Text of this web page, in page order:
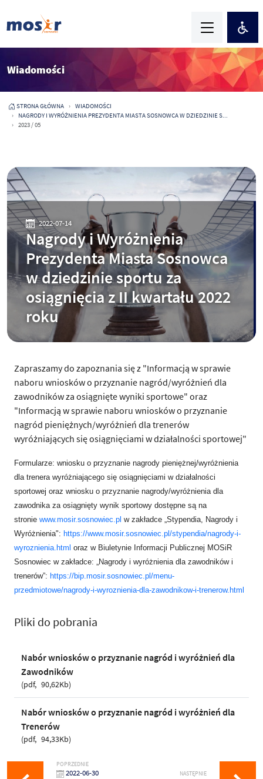
Wiadomości
STRONA GŁÓWNA
WIADOMOŚCI
NAGRODY I WYRÓŻNIENIA PREZYDENTA MIASTA SOSNOWCA W DZIEDZINIE S...
2023 / 05
2022-07-14
Nagrody i Wyróżnienia
Prezydenta Miasta Sosnowca
w dziedzinie sportu za
osiągnięcia z II kwartału 2022
roku
Zapraszamy do zapoznania się z "Informacją w sprawie
naboru wniosków o przyznanie nagród/wyróżnień dla
zawodników za osiągnięte wyniki sportowe" oraz
"Informacją w sprawie naboru wniosków o przyznanie
nagród pieniężnych/wyróżnień dla trenerów
wyróżniających się osiągnięciami w działalności sportowej"
Formularze: wniosku o przyznanie nagrody pieniężnej/wyróżnienia
dla trenera wyróżniającego się osiągnięciami w działalności
sportowej oraz wniosku o przyznanie nagrody/wyróżnienia dla
zawodnika za osiągnięty wynik sportowy dostępne są na
stronie www.mosir.sosnowiec.pl w zakładce „Stypendia, Nagrody i
Wyróżnienia": https://www.mosir.sosnowiec.pl/stypendia/nagrody-i-
wyroznienia.html oraz w Biuletynie Informacji Publicznej MOSiR
Sosnowiec w zakładce: „Nagrody i wyróżnienia dla zawodników i
trenerów”: https://bip.mosir.sosnowiec.pl/menu-
przedmiotowe/nagrody-i-wyroznienia-dla-zawodnikow-i-trenerow.html
Pliki do pobrania
Nabór wniosków o przyznanie nagród i wyróżnień dla
Zawodników
pdf 90,62Kb
Nabór wniosków o przyznanie nagród i wyróżnień dla
Trenerów
pdf 94,33Kb
POPRZEDNIE
2022-06-30 NASTĘPNIE